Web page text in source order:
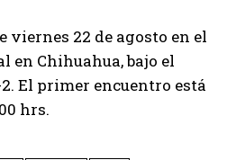
viernes 22 de agosto en el
en Chihuahua, bajo el
El primer encuentro está
hrs.